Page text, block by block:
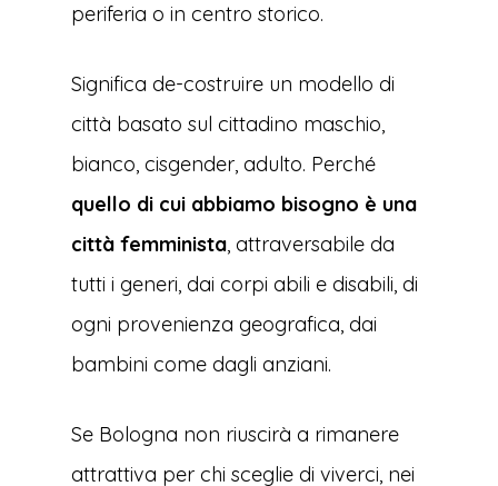
periferia o in centro storico.
Significa de-costruire un modello di
città basato sul cittadino maschio,
bianco, cisgender, adulto. Perché
quello di cui abbiamo bisogno è una
città femminista, attraversabile da
tutti i generi, dai corpi abili e disabili, di
ogni provenienza geografica, dai
bambini come dagli anziani.
Se Bologna non riuscirà a rimanere
attrattiva per chi sceglie di viverci, nei